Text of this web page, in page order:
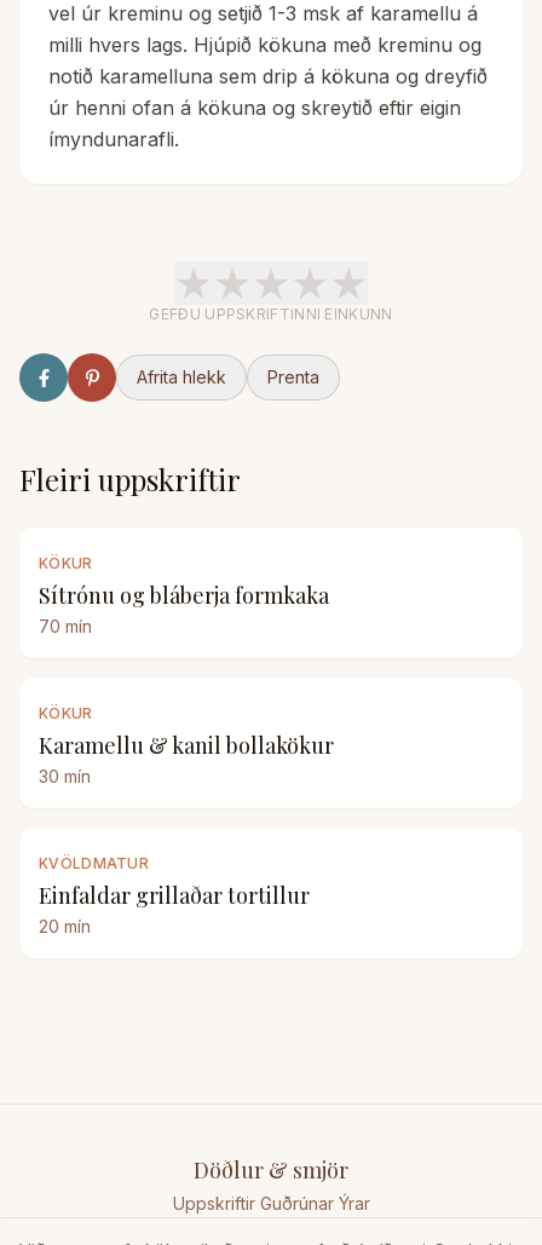
vel úr kreminu og setjið 1-3 msk af karamellu á
milli hvers lags. Hjúpið kökuna með kreminu og
notið karamelluna sem drip á kökuna og dreyfið
úr henni ofan á kökuna og skreytið eftir eigin
ímyndunarafli.
★★★★★
GEFÐU UPPSKRIFTINNI EINKUNN
Afrita hlekk Prenta
Fleiri uppskriftir
KÖKUR
Sítrónu og bláberja formkaka
70 mín
KÖKUR
Karamellu & kanil bollakökur
30 mín
KVÖLDMATUR
Einfaldar grillaðar tortillur
20 mín
Döðlur & smjör
Uppskriftir Guðrúnar Ýrar